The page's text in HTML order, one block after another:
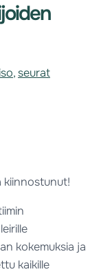
, seurat
kiinnostunut!
kokemuksia ja
kaikille